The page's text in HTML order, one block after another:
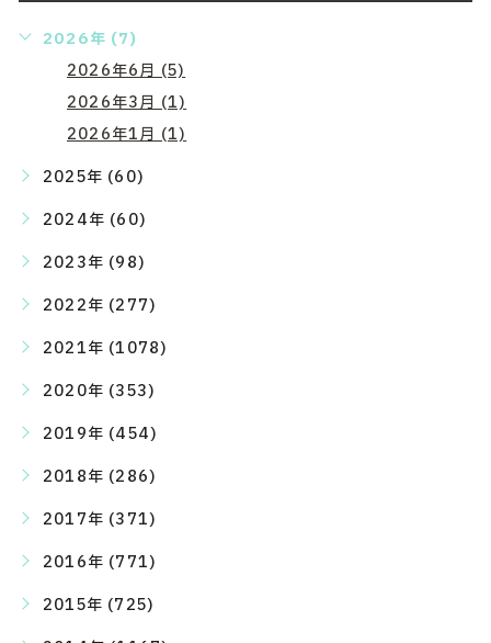
2026年 (7)
2026年6月 (5)
2026年3月 (1)
2026年1月 (1)
2025年 (60)
2024年 (60)
2023年 (98)
2022年 (277)
2021年 (1078)
2020年 (353)
2019年 (454)
2018年 (286)
2017年 (371)
2016年 (771)
2015年 (725)